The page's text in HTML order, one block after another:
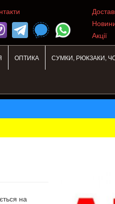
Акції
ОПТИКА СУМКИ, РЮКЗАКИ,
на